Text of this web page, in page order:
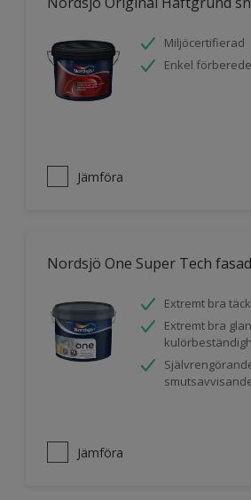
Miljöcertifierad
Enkel
Jämföra
Nordsjö One Super Tech
Extremt bra
Extremt bra
Jämföra